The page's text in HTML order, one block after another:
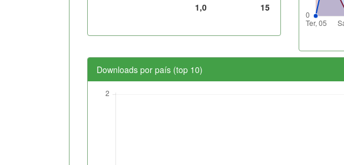
1,0
15
Downloads por país (top 10)